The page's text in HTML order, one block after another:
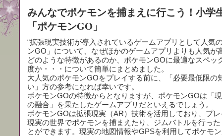
みんなでポケモンを捕まえに行こう！小学
「ポケモンGO」
“拡張現実技術が導入されているゲームアプリとして人気
ンGO」について、なぜほかのゲームアプリよりも人気が
どのような特徴があるのか、ポケモンGOに最適なスペッ
度か・・・について簡単にまとめました。
大人気のポケモンGOをプレイする前に、「必要最低限の
い」方の参考になれば幸いです。
ポケモンGOの特徴からとなりますが、ポケモンGOは「
の融合」を果たしたゲームアプリだといえるでしょう。
ポケモンGOは拡張現実（AR）技術を活用しており、プ
現実の世界でポケモンを捕まえたり、ジムバトルを行っ
とができます。現実の地図情報やGPSを利用してポケモ